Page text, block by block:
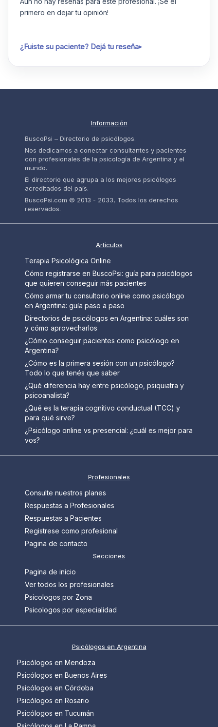
primero en dejar tu opinión!
¿Fuiste su paciente? Dejá tu reseña
Información
BuscoPsi – Directorio de psicólogos.
Nos dedicamos a conectar consultantes y pacientes
con profesionales de la psicología de Argentina y el
mundo.
El directorio que agrupa a los mejores psicólogos
acreditados del país.
BuscoPsi.com © 2013 - 2033, Todos los derechos
reservados.
Artículos
Terapia Psicológica Online
Cómo registrarse en BuscoPsi: guía para psicólogos
que quieren conseguir más pacientes
Cómo armar tu consultorio online como psicólogo
en Argentina: guía paso a paso
Directorios de psicólogos en Argentina: cuáles son
y cómo aprovecharlos
¿Cómo conseguir pacientes como psicólogo en
Argentina?
¿Cómo es la primera sesión con un psicólogo?
Todo lo que tenés que saber
¿Qué diferencia hay entre psicólogo, psiquiatra y
psicoanalista?
¿Qué es la terapia cognitivo conductual (TCC) y
para qué sirve?
¿Psicólogo online vs presencial: ¿cuál es mejor para
vos?
Profesionales
Consulte nuestros planes
Respuestas a Profesionales
Respuestas a Pacientes
Registrese como profesional
Pagina de contacto
Secciones
Pagina de inicio
Ver todos los profesionales
Psicologos por Zona
Psicologos por especialidad
Psicólogos en Argentina
Psicólogos en Mendoza
Psicólogos en Buenos Aires
Psicólogos en Córdoba
Psicólogos en Rosario
Psicólogos en Tucumán